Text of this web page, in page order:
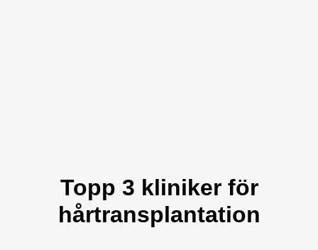
Topp 3 kliniker för
hårtransplantation